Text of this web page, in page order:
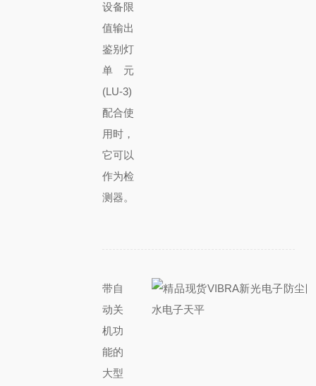
设备限
值输出
鉴别灯
单元
(LU-3)
配合使
用时，
它可以
作为检
测器。
带自
动关
机功
能的
大型